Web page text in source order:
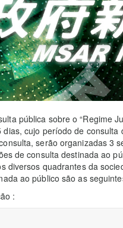
pública sobre o “Regime
cujo período de
serão organizadas 3
de consulta destinada ao
diversos quadrantes da
ao público são as
: